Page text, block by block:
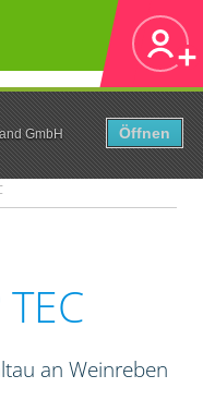
GmbH
Öffnen
TEC
an Weinreben